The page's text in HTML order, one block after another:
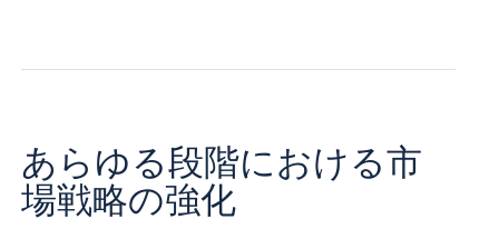
あらゆる段階における市
場戦略の強化